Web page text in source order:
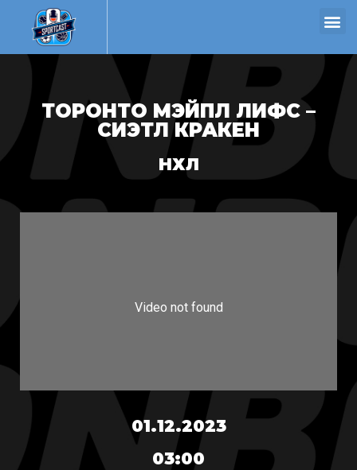
ТОРОНТО МЭЙПЛ ЛИФС –
СИЭТЛ КРАКЕН
НХЛ
01.12.2023
03:00